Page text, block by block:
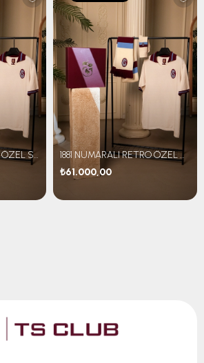
1161 NUMARALI RETRO ÖZEL SET
1881 NUMARALI RETRO ÖZEL SET
₺61.000,00